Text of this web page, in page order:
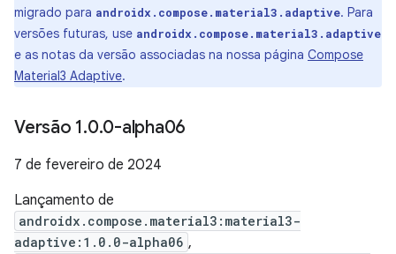
migrado para androidx.compose.material3.adaptive. Para
versões futuras, use androidx.compose.material3.adaptive
e as notas da versão associadas na nossa página Compose
Material3 Adaptive.
Versão 1.0.0-alpha06
7 de fevereiro de 2024
Lançamento de
androidx.compose.material3:material3-
adaptive:1.0.0-alpha06 ,